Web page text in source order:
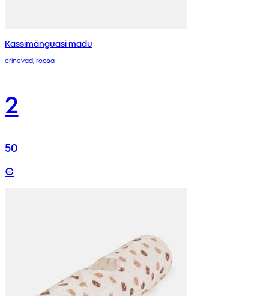
Kassimänguasi madu
erinevad, roosa
2
50
€